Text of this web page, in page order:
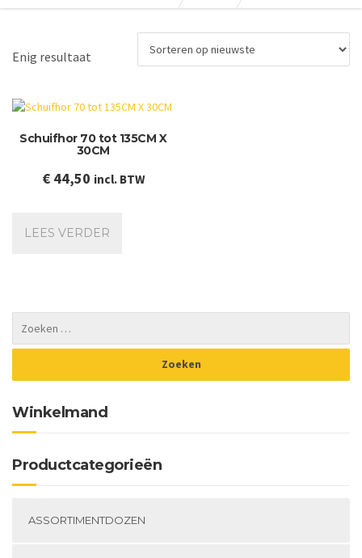
Enig resultaat
Schuifhor 70 tot 135CM X
30CM
€44,50 incl. BTW
LEES VERDER
Winkelmand
Productcategorieën
ASSORTIMENTDOZEN